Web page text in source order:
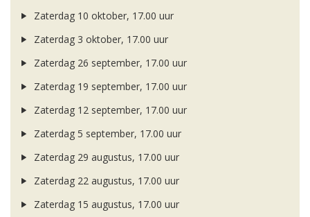
Zaterdag 10 oktober, 17.00 uur
Zaterdag 3 oktober, 17.00 uur
Zaterdag 26 september, 17.00 uur
Zaterdag 19 september, 17.00 uur
Zaterdag 12 september, 17.00 uur
Zaterdag 5 september, 17.00 uur
Zaterdag 29 augustus, 17.00 uur
Zaterdag 22 augustus, 17.00 uur
Zaterdag 15 augustus, 17.00 uur